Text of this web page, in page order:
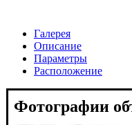
Галерея
Описание
Параметры
Расположение
Фотографии